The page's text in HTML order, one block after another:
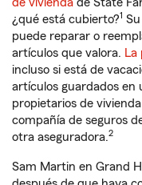
¿qué está cubierto?1
puede reparar o
artículos que valora. La
incluso si está de
artículos guardados en
propietarios de
compañía de seguros
otra aseguradora.2
Sam Martin en Grand